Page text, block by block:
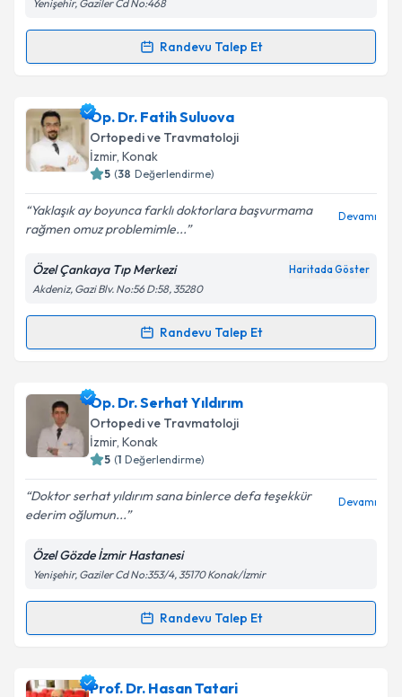
Takvim Talebini Gönder
Yenişehir, Gaziler Cd No:468
Randevu Talep Et
Randevu Takvimi Talebi
Op. Dr. Yağmur Işın için randevu takvimi talebi
oluşturun. Size bu uzmandan randevu almanız için bir
takvim hazırlandığında e-posta ile bilgilendireceğiz.
Kişisel verilerimin işlenmesine ilişkin
Aydınlatma
Metni'ni okudum ve kişisel verilerimin belirtilen
kapsamda işlenmesini kabul ediyorum.
Op. Dr. Fatih Suluova
Ortopedi ve Travmatoloji
İzmir, Konak
5 (38 Değerlendirme)
Yaklaşık ay boyunca farklı doktorlara başvurmama
rağmen omuz problemimle...
Devamı
Özel Çankaya Tıp Merkezi Haritada Göster
Akdeniz, Gazi Blv. No:56 D:58, 35280
Randevu Talep Et
Randevu Takvimi Talebi
Op. Dr. Fatih Suluovaiçin randevu takvimi talebi
oluşturun. Size bu uzmandan randevu almanız için bir
takvim hazırlandığında e-posta ile bilgilendireceğiz.
Kişisel verilerimin işlenmesine ilişkin
Metni'ni okudum ve kişisel verilerimin belirtilen
kapsamda işlenmesini kabul ediyorum.
Op. Dr. Serhat Yıldırım
Ortopedi ve Travmatoloji
İzmir, Konak
5 (1 Değerlendirme)
Doktor serhat yıldırım sana binlerce defa teşekkür
ederim oğlumun...
Devamı
Özel Gözde İzmir Hastanesi
Yenişehir, Gaziler Cd No:353/4, 35170 Konak/İzmir
Randevu Talep Et
Randevu Takvimi Talebi
Op. Dr. Serhat Yıldırımiçin randevu takvimi talebi
Prof. Dr. Hasan Tatari